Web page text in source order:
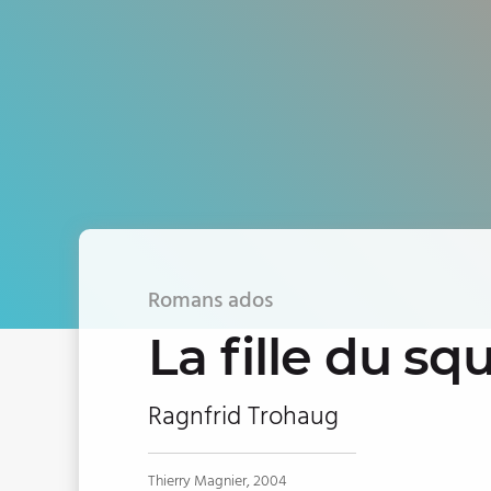
Romans ados
La fille du
Ragnfrid Trohaug
Thierry Magnier, 2004